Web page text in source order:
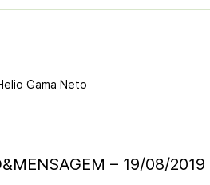
Gama Neto
– 19/08/2019